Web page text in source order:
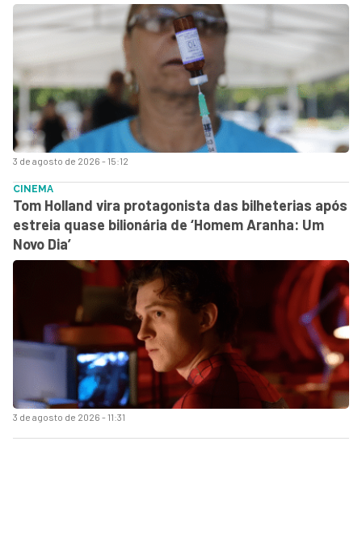
3 de agosto de 2026 - 15:12
3 de agosto de 2026 - 11:31
CINEMA
Tom Holland vira protagonista das bilheterias após
estreia quase bilionária de ‘Homem Aranha: Um
Novo Dia’